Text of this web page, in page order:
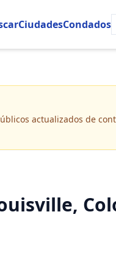
CiudadesCondados
actualizados de